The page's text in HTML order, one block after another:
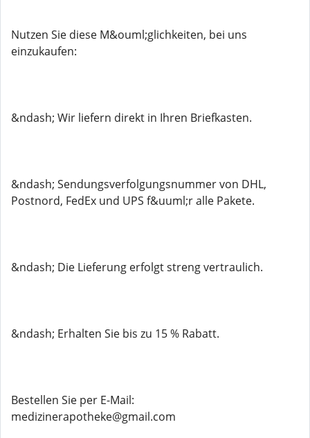
Nutzen Sie diese M&ouml;glichkeiten, bei uns
einzukaufen:
&ndash; Wir liefern direkt in Ihren Briefkasten.
&ndash; Sendungsverfolgungsnummer von DHL,
Postnord, FedEx und UPS f&uuml;r alle Pakete.
&ndash; Die Lieferung erfolgt streng vertraulich.
&ndash; Erhalten Sie bis zu 15 % Rabatt.
Bestellen Sie per E-Mail:
medizinerapotheke@gmail.com